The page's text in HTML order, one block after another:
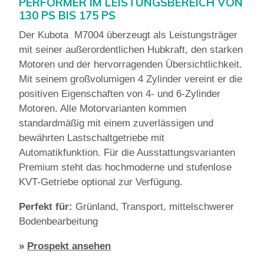
130 PS BIS 175 PS
Der Kubota M7004 überzeugt als Leistungsträger
mit seiner außerordentlichen Hubkraft, den starken
Motoren und der hervorragenden Übersichtlichkeit.
Mit seinem großvolumigen 4 Zylinder vereint er die
positiven Eigenschaften von 4- und 6-Zylinder
Motoren. Alle Motorvarianten kommen
standardmäßig mit einem zuverlässigen und
bewährten Lastschaltgetriebe mit
Automatikfunktion. Für die Ausstattungsvarianten
Premium steht das hochmoderne und stufenlose
KVT-Getriebe optional zur Verfügung.
Perfekt für: Grünland, Transport, mittelschwerer
Bodenbearbeitung
» Prospekt ansehen